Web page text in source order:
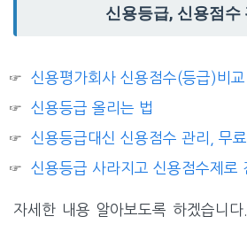
신용등급, 신용점수
신용평가회사 신용점수(등급)비교
신용등급 올리는 법
신용등급대신 신용점수 관리, 무료
신용등급 사라지고 신용점수제로
자세한 내용 알아보도록 하겠습니다.